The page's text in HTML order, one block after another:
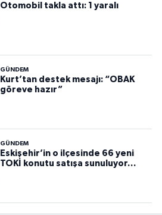
Otomobil takla attı: 1 yaralı
GÜNDEM
Kurt’tan destek mesajı: “OBAK
göreve hazır”
GÜNDEM
Eskişehir’in o ilçesinde 66 yeni
TOKİ konutu satışa sunuluyor…